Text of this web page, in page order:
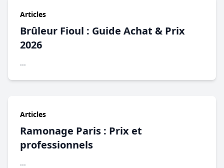
Articles
Brûleur Fioul : Guide Achat & Prix
2026
...
Articles
Ramonage Paris : Prix et
professionnels
...